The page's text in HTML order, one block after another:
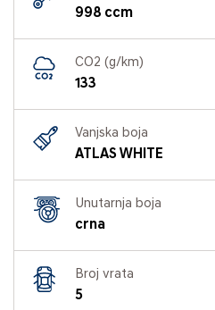
998 ccm
CO2 (g/km)
133
Vanjska boja
ATLAS WHITE
Unutarnja boja
crna
Broj vrata
5